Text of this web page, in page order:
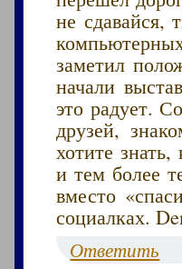
не сдавайся,
заметил
начали
это радует.
друзей,
хотите
и тем более
вместо
социалках.
Ответить